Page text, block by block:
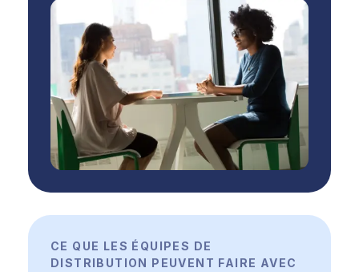
CE QUE LES ÉQUIPES DE
DISTRIBUTION PEUVENT FAIRE AVEC